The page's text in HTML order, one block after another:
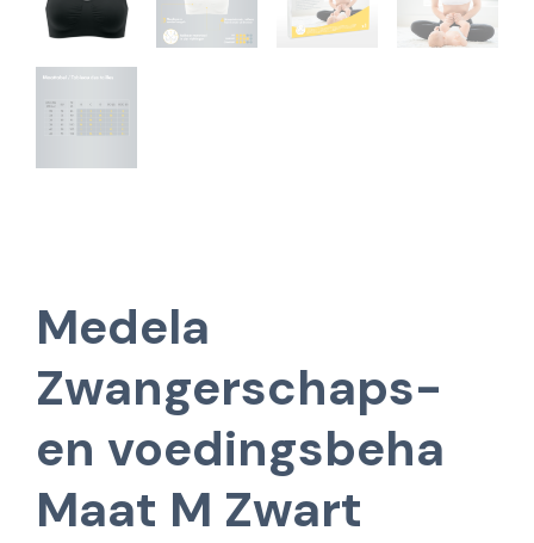
Medela
Zwangerschaps-
en voedingsbeha
Maat M Zwart